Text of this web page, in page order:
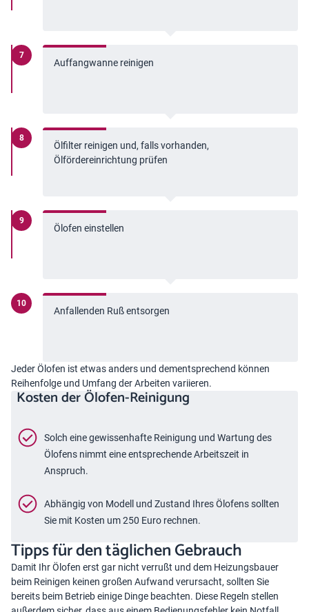
Auffangwanne reinigen
Ölfilter reinigen und, falls vorhanden,
Ölfördereinrichtung prüfen
Ölofen einstellen
Anfallenden Ruß entsorgen
Jeder Ölofen ist etwas anders und dementsprechend können
Reihenfolge und Umfang der Arbeiten variieren.
Kosten der Ölofen-Reinigung
Solch eine gewissenhafte Reinigung und Wartung des
Ölofens nimmt eine entsprechende Arbeitszeit in
Anspruch.
Abhängig von Modell und Zustand Ihres Ölofens sollten
Sie mit Kosten um 250 Euro rechnen.
Tipps für den täglichen Gebrauch
Damit Ihr Ölofen erst gar nicht verrußt und dem Heizungsbauer
beim Reinigen keinen großen Aufwand verursacht, sollten Sie
bereits beim Betrieb einige Dinge beachten. Diese Regeln stellen